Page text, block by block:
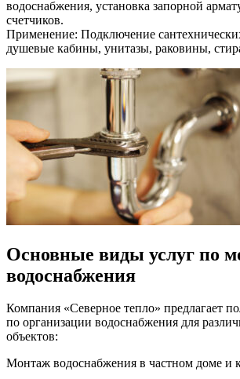
водоснабжения, установка запорной
счетчиков.
Применение: Подключение
душевые кабины, унитазы, раковины,
Основные виды услуг по
водоснабжения
Компания «Северное тепло» предлагает
по организации водоснабжения для
объектов:
Монтаж водоснабжения в частном доме и